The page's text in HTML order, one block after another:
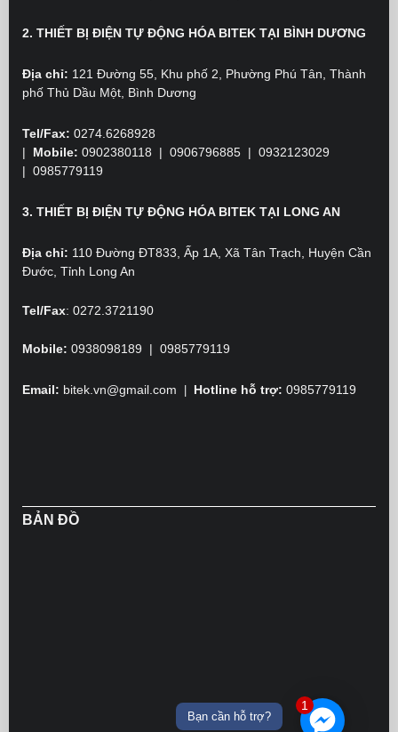
2. THIẾT BỊ ĐIỆN TỰ ĐỘNG HÓA BITEK TẠI BÌNH DƯƠNG
Địa chỉ: 121 Đường 55, Khu phố 2, Phường Phú Tân, Thành
phố Thủ Dầu Một, Bình Dương
Tel/Fax: 0274.6268928
|
Mobile: 0902380118 | 0906796885 | 0932123029
| 0985779119
3. THIẾT BỊ ĐIỆN TỰ ĐỘNG HÓA BITEK TẠI LONG AN
Địa chỉ: 110 Đường ĐT833, Ấp 1A, Xã Tân Trạch, Huyện Cần
Đước, Tỉnh Long An
Tel/Fax: 0272.3721190
Mobile: 0938098189 | 0985779119
Email: bitek.vn@gmail.com Hotline hỗ trợ: 0985779119
BẢN ĐỒ
1
Bạn cần hỗ trợ?